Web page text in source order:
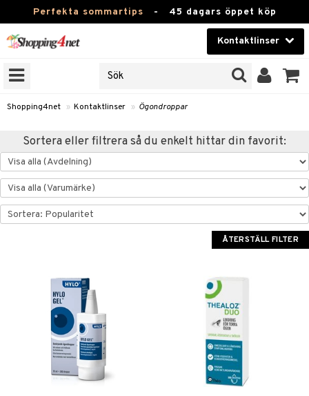
Perfekta sommartips - 45 dagars öppet köp
Kontaktlinser
Skönhet
Kontaktlinser
Apotek
Fitness
Hem & Inredning
Kampanjer
Shopping4net » Kontaktlinser » Ögondroppar
Sortera eller filtrera så du enkelt hittar din favorit:
ÅTERSTÄLL FILTER
KONTAKTLINS
VARUMÄRKEN
under egna varumärken.